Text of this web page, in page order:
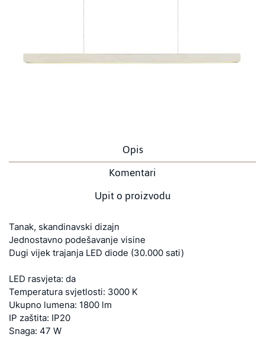
Opis
Komentari
Upit o proizvodu
Tanak, skandinavski dizajn
Jednostavno podešavanje visine
Dugi vijek trajanja LED diode (30.000 sati)
LED rasvjeta: da
Temperatura svjetlosti: 3000 K
Ukupno lumena: 1800 lm
IP zaštita: IP20
Snaga: 47 W